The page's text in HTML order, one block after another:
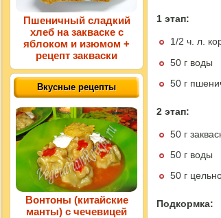
1 этап:
1/2 ч. л.
50 г воды
50 г
2 этап:
50 г
50 г воды
50 г
Подкормка:
Пшеничный сладкий
хлеб на закваске с
яблоком и изюмом +
рецепт закваски
Вкусные рецепты
Вонтоны (китайские
манты) с чечевицей